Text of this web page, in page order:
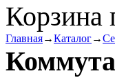
Корзина
Главная→Каталог→